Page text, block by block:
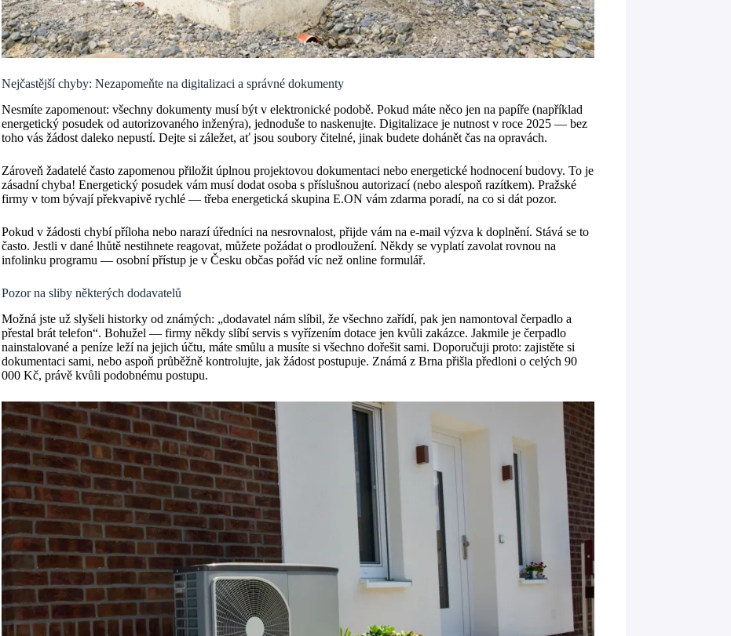
Nejčastější chyby: Nezapomeňte na digitalizaci a správné dokumenty
Nesmíte zapomenout: všechny dokumenty musí být v elektronické podobě. Pokud máte něco jen na papíře (například
energetický posudek od autorizovaného inženýra), jednoduše to naskenujte. Digitalizace je nutnost v roce 2025 — bez
toho vás žádost daleko nepustí. Dejte si záležet, ať jsou soubory čitelné, jinak budete dohánět čas na opravách.
Zároveň žadatelé často zapomenou přiložit úplnou projektovou dokumentaci nebo energetické hodnocení budovy. To je
zásadní chyba! Energetický posudek vám musí dodat osoba s příslušnou autorizací (nebo alespoň razítkem). Pražské
firmy v tom bývají překvapivě rychlé — třeba energetická skupina E.ON vám zdarma poradí, na co si dát pozor.
Pokud v žádosti chybí příloha nebo narazí úředníci na nesrovnalost, přijde vám na e-mail výzva k doplnění. Stává se to
často. Jestli v dané lhůtě nestihnete reagovat, můžete požádat o prodloužení. Někdy se vyplatí zavolat rovnou na
infolinku programu — osobní přístup je v Česku občas pořád víc než online formulář.
Pozor na sliby některých dodavatelů
Možná jste už slyšeli historky od známých: „dodavatel nám slíbil, že všechno zařídí, pak jen namontoval čerpadlo a
přestal brát telefon“. Bohužel — firmy někdy slíbí servis s vyřízením dotace jen kvůli zakázce. Jakmile je čerpadlo
nainstalované a peníze leží na jejich účtu, máte smůlu a musíte si všechno dořešit sami. Doporučuji proto: zajistěte si
dokumentaci sami, nebo aspoň průběžně kontrolujte, jak žádost postupuje. Známá z Brna přišla předloni o celých 90
000 Kč, právě kvůli podobnému postupu.